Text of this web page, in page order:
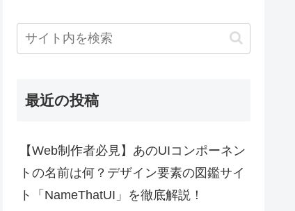
最近の投稿
【Web制作者必見】あのUIコンポーネン
トの名前は何？デザイン要素の図鑑サイ
ト「NameThatUI」を徹底解説！